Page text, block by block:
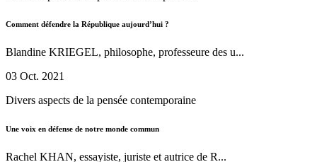
Comment défendre la République aujourd’hui ?
Blandine KRIEGEL, philosophe, professeure des u...
03 Oct. 2021
Divers aspects de la pensée contemporaine
Une voix en défense de notre monde commun
Rachel KHAN, essayiste, juriste et autrice de R...